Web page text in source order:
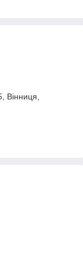
Вінниця,